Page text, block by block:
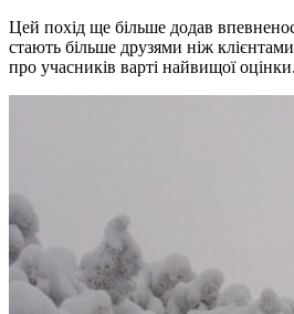
Цей похід ще більше додав
стають більше друзями ніж
про учасників варті найвищої оцінки.